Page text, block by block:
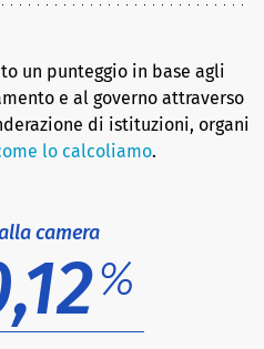
un punteggio in base agli
e al governo attraverso
di istituzioni, organi
lo calcoliamo.
camera
%